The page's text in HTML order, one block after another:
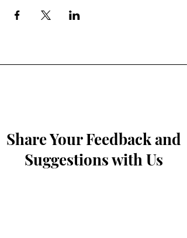
Share Your Feedback and
Suggestions with Us